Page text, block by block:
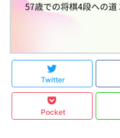
Twitter
Pocket